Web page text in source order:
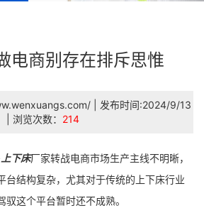
电商别存在排斥思惟
| 发布时间:2024/9/13
| 浏览次数： 214
上下床厂家转战电商市场生产主线不明晰，
台结构复杂，尤其对于传统的上下床行业
这个平台暂时还不成熟。